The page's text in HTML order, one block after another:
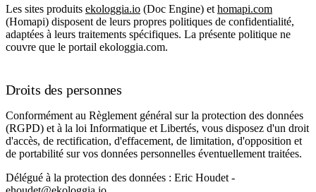
Les sites produits ekologgia.io (Doc Engine) et homapi.com
(Homapi) disposent de leurs propres politiques de confidentialité,
adaptées à leurs traitements spécifiques. La présente politique ne
couvre que le portail ekologgia.com.
Droits des personnes
Conformément au Règlement général sur la protection des données
(RGPD) et à la loi Informatique et Libertés, vous disposez d'un droit
d'accès, de rectification, d'effacement, de limitation, d'opposition et
de portabilité sur vos données personnelles éventuellement traitées.
Délégué à la protection des données : Eric Houdet -